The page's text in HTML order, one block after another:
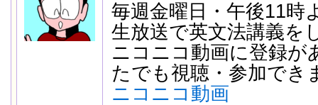
毎週金曜日・午後11時
生放送で英文法講義を
ニコニコ動画に登録が
たでも視聴・参加でき
ニコニコ動画